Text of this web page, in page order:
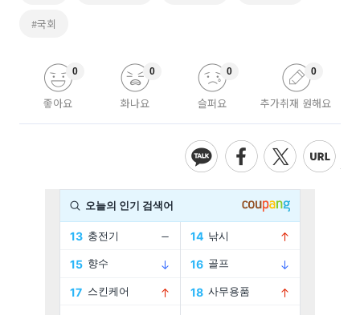
#국회
좋아요
0
화나요
0
슬퍼요
0
추가취재 원해요
0